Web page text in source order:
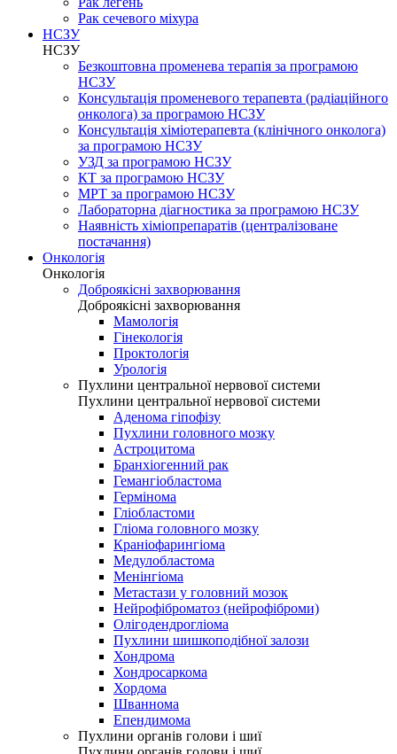
Рак сечевого міхура
НСЗУ
НСЗУ
Безкоштовна променева терапія за програмою
НСЗУ
Консультація променевого терапевта (радіаційного
онколога) за програмою НСЗУ
Консультація хіміотерапевта (клінічного онколога)
за програмою НСЗУ
УЗД за програмою НСЗУ
КТ за програмою НСЗУ
МРТ за програмою НСЗУ
Лабораторна діагностика за програмою НСЗУ
Наявність хіміопрепаратів (централізоване
постачання)
Онкологія
Онкологія
Доброякісні захворювання
Доброякісні захворювання
Мамологія
Гінекологія
Проктологія
Урологія
Пухлини центральної нервової системи
Пухлини центральної нервової системи
Аденома гіпофізу
Пухлини головного мозку
Астроцитома
Бранхіогенний рак
Гемангіобластома
Гермінома
Гліобластоми
Гліома головного мозку
Краніофарингіома
Медулобластома
Менінгіома
Метастази у головний мозок
Нейрофіброматоз (нейрофіброми)
Олігодендрогліома
Пухлини шишкоподібної залози
Хондрома
Хондросаркома
Хордома
Шваннома
Епендимома
Пухлини органів голови і шиї